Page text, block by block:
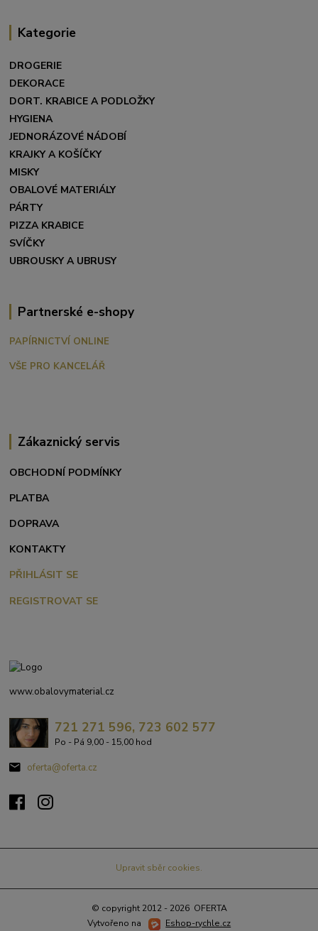
Kategorie
DROGERIE
DEKORACE
DORT. KRABICE A PODLOŽKY
HYGIENA
JEDNORÁZOVÉ NÁDOBÍ
KRAJKY A KOŠÍČKY
MISKY
OBALOVÉ MATERIÁLY
PÁRTY
PIZZA KRABICE
SVÍČKY
UBROUSKY A UBRUSY
Partnerské e-shopy
PAPÍRNICTVÍ ONLINE
VŠE PRO KANCELÁŘ
Zákaznický servis
OBCHODNÍ PODMÍNKY
PLATBA
DOPRAVA
KONTAKTY
PŘIHLÁSIT SE
REGISTROVAT SE
www.obalovymaterial.cz
721 271 596, 723 602 577
Po - Pá 9,00 - 15,00 hod
oferta@oferta.cz
Upravit sběr cookies.
© copyright 2012 - 2026 OFERTA
Vytvořeno na
Eshop-rychle.cz